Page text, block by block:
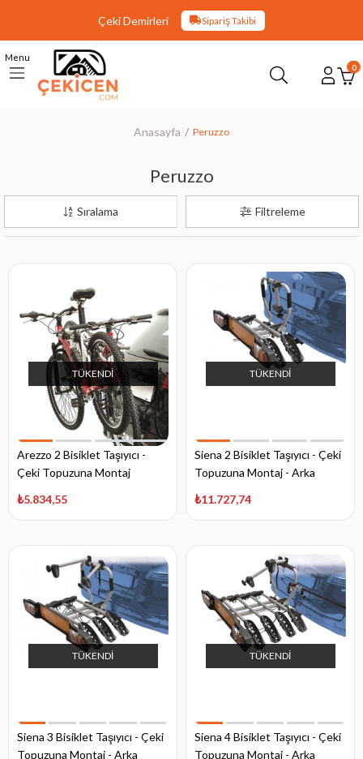
Çeki Demirleri Sipariş Takibi
Menu
0
Anasayfa Peruzzo
Peruzzo
Filtreleme
Sıralama
TÜKENDI
Arezzo 2 Bisiklet Taşıyıcı -
Çeki Topuzuna Montaj
₺5.834,55
TÜKENDI
Siena 2 Bisiklet Taşıyıcı - Çeki
Topuzuna Montaj - Arka
₺11.727,74
TÜKENDI
Siena 3 Bisiklet Taşıyıcı - Çeki
Topuzuna Montaj - Arka
TÜKENDI
Siena 4 Bisiklet Taşıyıcı - Çeki
Topuzuna Montaj - Arka